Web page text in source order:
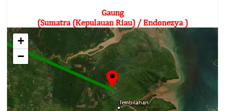
Gaung
(Sumatra (Kepulauan Riau) / Endonezya )
+
−